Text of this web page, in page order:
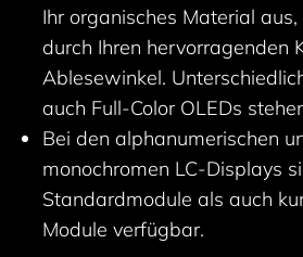
Ihr organisches Material
durch Ihren hervorragenden
Ablesewinkel.
auch Full-Color OLEDs
Bei den alphanumerischen
monochromen LC-Displays
Standardmodule als auch
Module verfügbar.